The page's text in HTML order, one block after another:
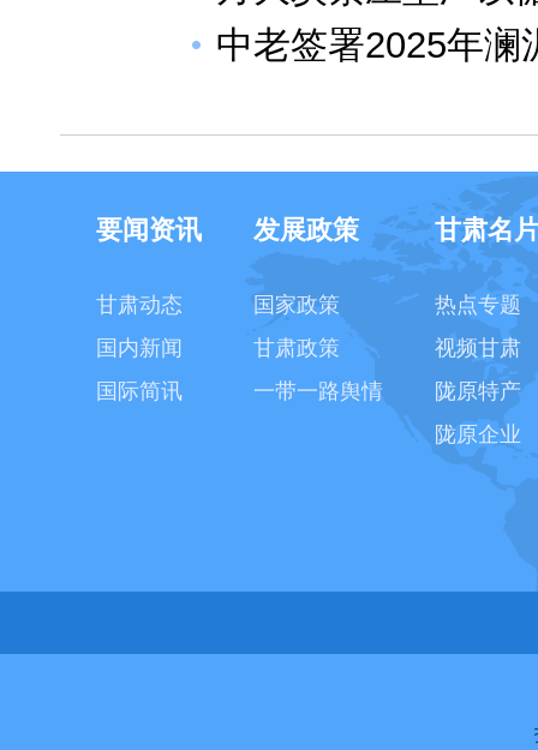
中老签署2025年澜
要闻资讯
甘肃动态
国内新闻
国际简讯
发展政策
国家政策
甘肃政策
一带一路舆情
甘肃名
热点专题
视频甘肃
陇原特产
陇原企业